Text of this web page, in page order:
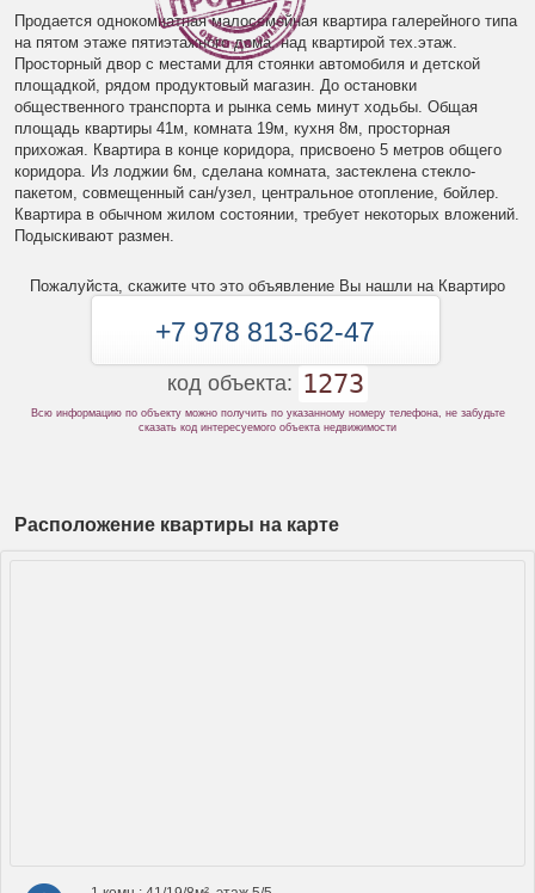
Продается однокомнатная малосемейная квартира галерейного типа
на пятом этаже пятиэтажного дома, над квартирой тех.этаж.
Просторный двор с местами для стоянки автомобиля и детской
площадкой, рядом продуктовый магазин. До остановки
общественного транспорта и рынка семь минут ходьбы. Общая
площадь квартиры 41м, комната 19м, кухня 8м, просторная
прихожая. Квартира в конце коридора, присвоено 5 метров общего
коридора. Из лоджии 6м, сделана комната, застеклена стекло-
пакетом, совмещенный сан/узел, центральное отопление, бойлер.
Квартира в обычном жилом состоянии, требует некоторых вложений.
Подыскивают размен.
Пожалуйста, скажите что это объявление Вы нашли на Квартиро
+7 978 813-62-47
код объекта: 1273
Всю информацию по объекту можно получить по указанному номеру телефона, не забудьте
сказать код интересуемого объекта недвижимости
Расположение квартиры на карте